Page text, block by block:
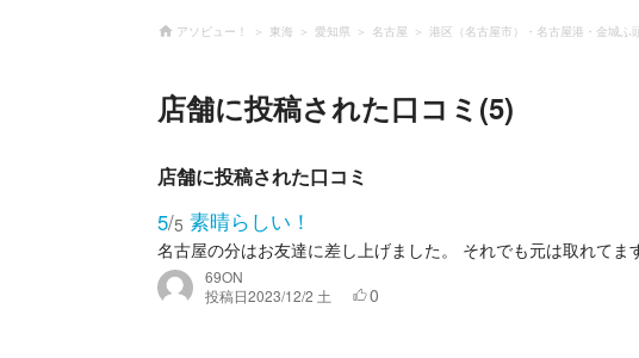
アソビュー！ 東海 愛知県 名古屋 港区（名古屋市）・名古屋港・金城ふ
店舗に投稿された口コミ(5)
店舗に投稿された口コミ
5/5 素晴らしい！
名古屋の分はお友達に差し上げました。 それでも元は取れてま
69ON
投稿日2023/12/2 土 0